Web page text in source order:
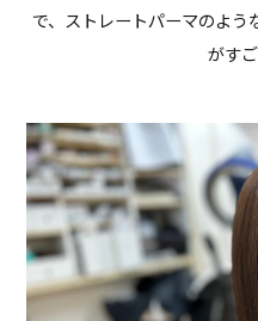
で、ストレートパーマのよう
がす